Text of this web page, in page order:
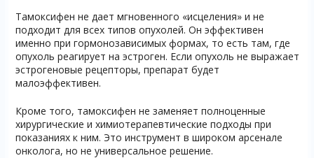
Тамоксифен не дает мгновенного «исцеления» и не
подходит для всех типов опухолей. Он эффективен
именно при гормонозависимых формах, то есть там, где
опухоль реагирует на эстроген. Если опухоль не выражает
эстрогеновые рецепторы, препарат будет
малоэффективен.
Кроме того, тамоксифен не заменяет полноценные
хирургические и химиотерапевтические подходы при
показаниях к ним. Это инструмент в широком арсенале
онколога, но не универсальное решение.